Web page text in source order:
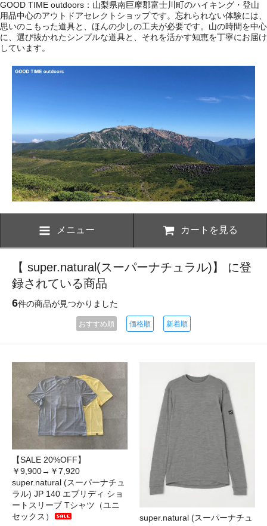
GOOD TIME outdoors：山梨県南巨摩郡富士川町のハイキング・登山
用品中心のアウトドアセレクトショップです。忘れられない体験には、
思いのこもった道具と、ほんの少しの工夫が必要です。山の時間を中心
に、選び抜かれたシンプルな道具と、それを活かす知恵を丁寧にお届け
しています。
メニュー カートを見る
【 super.natural(スーパーナチュラル)】 に登
録されている商品
6件の商品が見つかりました
おすすめ順 価格順 新着順
【SALE 20%OFF】
￥9,900→￥7,920
super.natural (スーパーナチュ
ラル) JP 140 エブリディ ショ
ートスリーブ Tシャツ（ユニ
セックス）
super.natural (スーパーナチュ